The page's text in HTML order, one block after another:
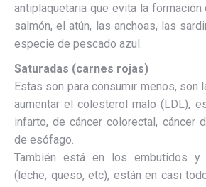
antiplaquetaria que evita la formación
salmón, el atún, las anchoas, las
especie de pescado azul.
Saturadas (carnes rojas)
Estas son para consumir menos, son
aumentar el colesterol malo (LDL),
infarto, de cáncer colorectal, cáncer
de esófago.
También está en los embutidos y
(leche, queso, etc), están en casi